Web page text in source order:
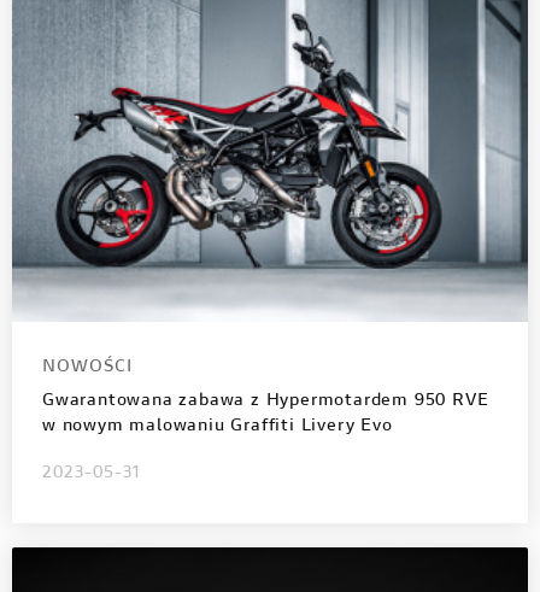
NOWOŚCI
Gwarantowana zabawa z Hypermotardem 950 RVE
w nowym malowaniu Graffiti Livery Evo
2023-05-31